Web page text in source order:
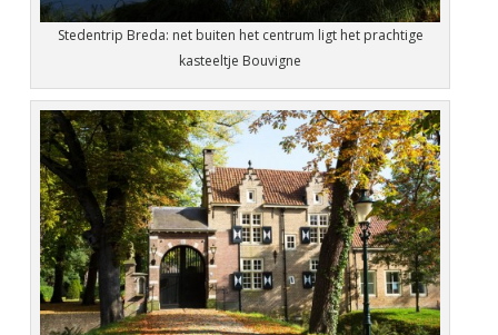
Stedentrip Breda: net buiten het centrum ligt het prachtige
kasteeltje Bouvigne